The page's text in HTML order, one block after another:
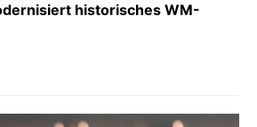
historisches WM-